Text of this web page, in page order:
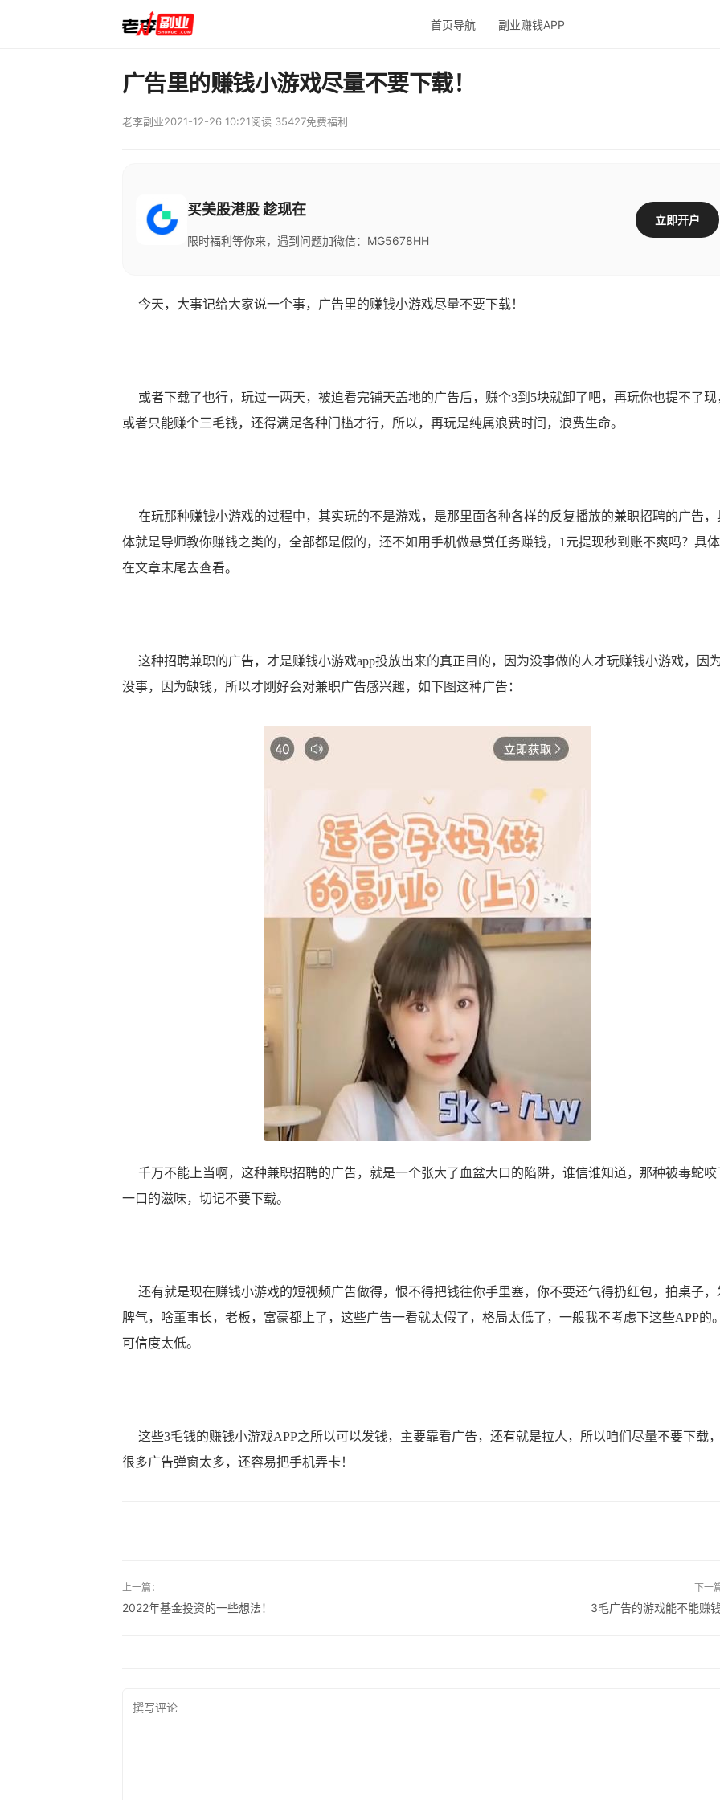
首页导航 副业赚钱APP
广告里的赚钱小游戏尽量不要下载！
老李副业2021-12-26 10:21阅读 35427免费福利
买美股港股 趁现在
限时福利等你来，遇到问题加微信：MG5678HH
立即开户
今天，大事记给大家说一个事，广告里的赚钱小游戏尽量不要下载！
或者下载了也行，玩过一两天，被迫看完铺天盖地的广告后，赚个3到5块就卸了吧，再玩你也提不了现
或者只能赚个三毛钱，还得满足各种门槛才行，所以，再玩是纯属浪费时间，浪费生命。
在玩那种赚钱小游戏的过程中，其实玩的不是游戏，是那里面各种各样的反复播放的兼职招聘的广告，
体就是导师教你赚钱之类的，全部都是假的，还不如用手机做悬赏任务赚钱，1元提现秒到账不爽吗？具
在文章末尾去查看。
这种招聘兼职的广告，才是赚钱小游戏app投放出来的真正目的，因为没事做的人才玩赚钱小游戏，因
没事，因为缺钱，所以才刚好会对兼职广告感兴趣，如下图这种广告：
千万不能上当啊，这种兼职招聘的广告，就是一个张大了血盆大口的陷阱，谁信谁知道，那种被毒蛇咬
一口的滋味，切记不要下载。
还有就是现在赚钱小游戏的短视频广告做得，恨不得把钱往你手里塞，你不要还气得扔红包，拍桌子，
脾气，啥董事长，老板，富豪都上了，这些广告一看就太假了，格局太低了，一般我不考虑下这些APP的。
可信度太低。
这些3毛钱的赚钱小游戏APP之所以可以发钱，主要靠看广告，还有就是拉人，所以咱们尽量不要下载，
很多广告弹窗太多，还容易把手机弄卡！
上一篇：
2022年基金投资的一些想法！
下一
3毛广告的游戏能不能赚钱